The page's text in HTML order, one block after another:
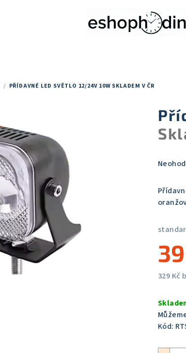
/ PŘÍDAVNÉ LED SVĚTLO 12/24V 10W SKLADEM V ČR
5
329 Kč
cena:
Kód: